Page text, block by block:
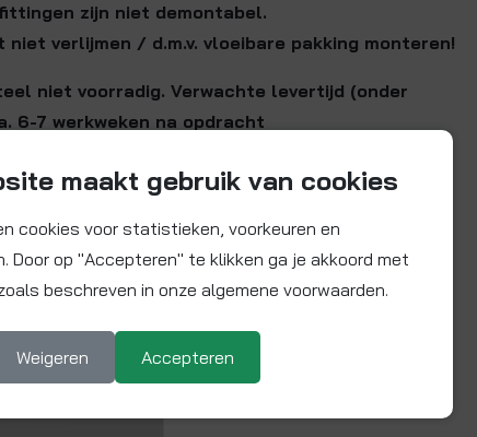
fittingen zijn niet demontabel.
niet verlijmen / d.m.v. vloeibare pakking monteren!
niet voorradig. Verwachte levertijd (onder
6-7 werkweken na opdracht
video
maakt gebruik van cookies
cookies voor statistieken, voorkeuren en
Door op "Accepteren" te klikken ga je akkoord met
beschreven in onze algemene voorwaarden.
Weigeren Accepteren